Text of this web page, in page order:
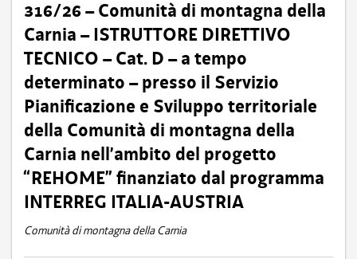
316/26 – Comunità di montagna della
Carnia – ISTRUTTORE DIRETTIVO
TECNICO – Cat. D – a tempo
determinato – presso il Servizio
Pianificazione e Sviluppo territoriale
della Comunità di montagna della
Carnia nell’ambito del progetto
“REHOME” finanziato dal programma
INTERREG ITALIA-AUSTRIA
Comunità di montagna della Carnia